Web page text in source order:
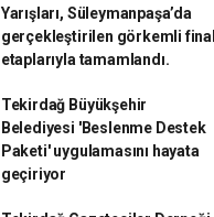
Yarışları, Süleymanpaşa’da
gerçekleştirilen görkemli final
etaplarıyla tamamlandı.
Tekirdağ Büyükşehir
Belediyesi 'Beslenme Destek
Paketi' uygulamasını hayata
geçiriyor